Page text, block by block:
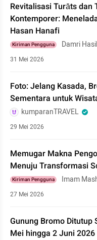
Revitalisasi Turāts dan
Kontemporer:
Hasan Hanafi
Kiriman Pengguna Damri
31 Mei 2026
Foto: Jelang Kasada,
Sementara untuk
kumparanTRAVEL
29 Mei 2026
Memugar Makna
Menuju Transformasi
Kiriman Pengguna Imam
27 Mei 2026
Gunung Bromo Ditutup
Mei hingga 2 Juni 2026